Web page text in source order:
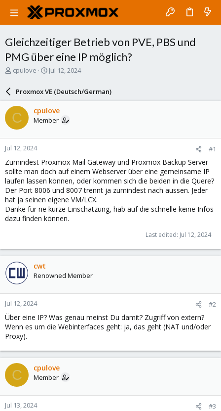
Gleichzeitiger Betrieb von PVE, PBS und
PMG über eine IP möglich?
T
a
d
s
t
a
r
t
e
r
cpulove
S
a
r
d
a
e
Jul 12, 2024
Proxmox VE (Deutsch/German)
C cpulove
Member
Jul 12, 2024 #1
Zumindest Proxmox Mail Gateway und Proxmox Backup Server
sollte man doch auf einem Webserver über eine gemeinsame IP
laufen lassen können, oder kommen sich die beiden in die Quere?
Der Port 8006 und 8007 trennt ja zumindest nach aussen. Jeder
hat ja seinen eigene VM/LCX.
Danke für ne kurze Einschätzung, hab auf die schnelle keine Infos
dazu finden können.
Last edited: Jul 12, 2024
cwt
Renowned Member
Jul 12, 2024 #2
Über eine IP? Was genau meinst Du damit? Zugriff von extern?
Wenn es um die Webinterfaces geht: ja, das geht (NAT und/oder
Proxy).
C cpulove
Member
Jul 13, 2024 #3